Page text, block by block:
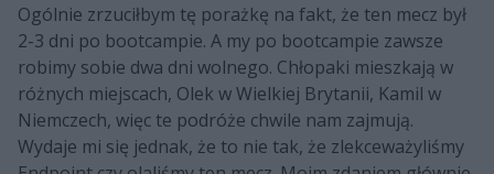
Ogólnie zrzuciłbym tę porażkę na fakt, że ten mecz był
2-3 dni po bootcampie. A my po bootcampie zawsze
robimy sobie dwa dni wolnego. Chłopaki mieszkają w
różnych miejscach, Olek w Wielkiej Brytanii, Kamil w
Niemczech, więc te podróże chwile nam zajmują.
Wydaje mi się jednak, że to nie tak, że zlekceważyliśmy